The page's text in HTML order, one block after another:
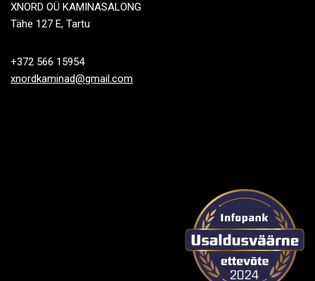
XNORD OÜ KAMINASALONG
Tähe 127 E, Tartu
+372 566 15954
xnordkaminad@gmail.com